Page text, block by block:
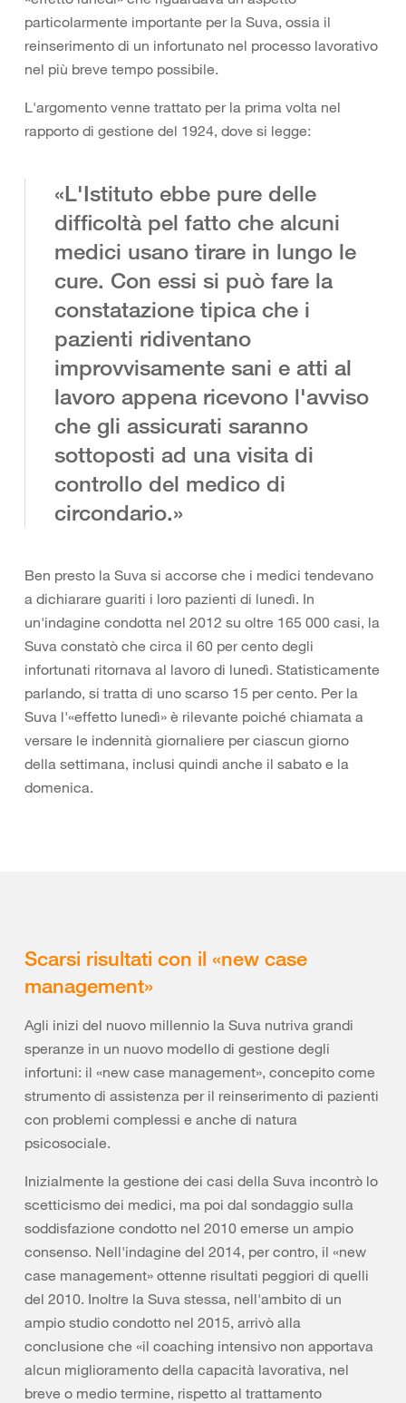
particolarmente importante per la Suva, ossia il
reinserimento di un infortunato nel processo lavorativo
nel più breve tempo possibile.
L'argomento venne trattato per la prima volta nel
rapporto di gestione del 1924, dove si legge:
«L'Istituto ebbe pure delle
difficoltà pel fatto che alcuni
medici usano tirare in lungo le
cure. Con essi si può fare la
constatazione tipica che i
pazienti ridiventano
improvvisamente sani e atti al
lavoro appena ricevono l'avviso
che gli assicurati saranno
sottoposti ad una visita di
controllo del medico di
circondario.»
Ben presto la Suva si accorse che i medici tendevano
a dichiarare guariti i loro pazienti di lunedì. In
un'indagine condotta nel 2012 su oltre 165 000 casi, la
Suva constatò che circa il 60 per cento degli
infortunati ritornava al lavoro di lunedì. Statisticamente
parlando, si tratta di uno scarso 15 per cento. Per la
Suva l'«effetto lunedì» è rilevante poiché chiamata a
versare le indennità giornaliere per ciascun giorno
della settimana, inclusi quindi anche il sabato e la
domenica.
Scarsi risultati con il «new case
management»
Agli inizi del nuovo millennio la Suva nutriva grandi
speranze in un nuovo modello di gestione degli
infortuni: il «new case management», concepito come
strumento di assistenza per il reinserimento di pazienti
con problemi complessi e anche di natura
psicosociale.
Inizialmente la gestione dei casi della Suva incontrò lo
scetticismo dei medici, ma poi dal sondaggio sulla
soddisfazione condotto nel 2010 emerse un ampio
consenso. Nell'indagine del 2014, per contro, il «new
case management» ottenne risultati peggiori di quelli
del 2010. Inoltre la Suva stessa, nell'ambito di un
ampio studio condotto nel 2015, arrivò alla
conclusione che «il coaching intensivo non apportava
alcun miglioramento della capacità lavorativa, nel
breve o medio termine, rispetto al trattamento